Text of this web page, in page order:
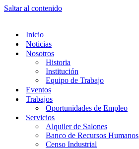
Saltar al contenido
Inicio
Noticias
Nosotros
Historia
Institución
Equipo de Trabajo
Eventos
Trabajos
Oportunidades de Empleo
Servicios
Alquiler de Salones
Banco de Recursos Humanos
Censo Industrial